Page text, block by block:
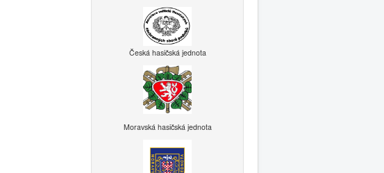
Česká hasičská jednota
Moravská hasičská jednota